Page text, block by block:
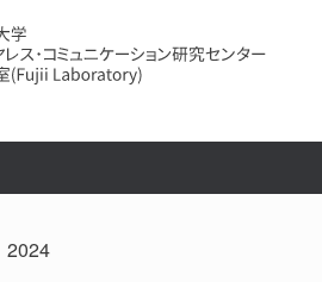
2024